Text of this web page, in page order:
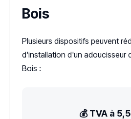
Bois
Plusieurs dispositifs peuvent
d'installation d'un adoucisseur
Bois :
💰 TVA à